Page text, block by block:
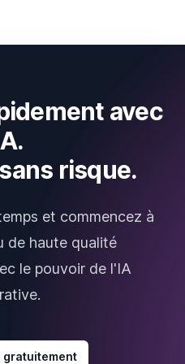
avec
risque.
et commencez à
de haute qualité
le pouvoir de l'IA
gratuitement